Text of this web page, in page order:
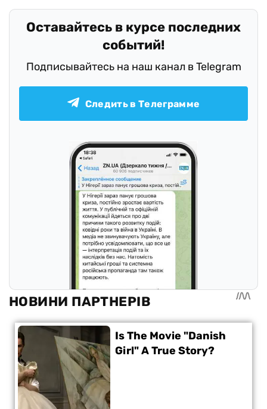
Оставайтесь в курсе последних
событий!
Подписывайтесь на наш канал в Telegram
Следить в Телеграмме